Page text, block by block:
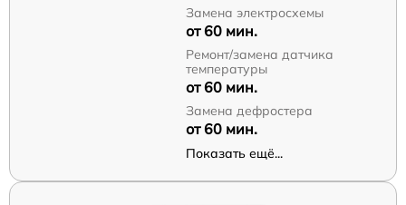
Замена электросхемы
от 60 мин.
Ремонт/замена датчика
температуры
от 60 мин.
Замена дефростера
от 60 мин.
Показать ещё...